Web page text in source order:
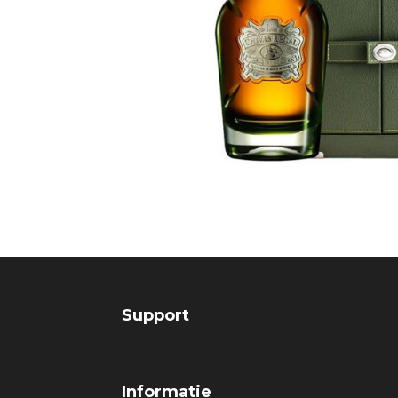
Support
Informatie